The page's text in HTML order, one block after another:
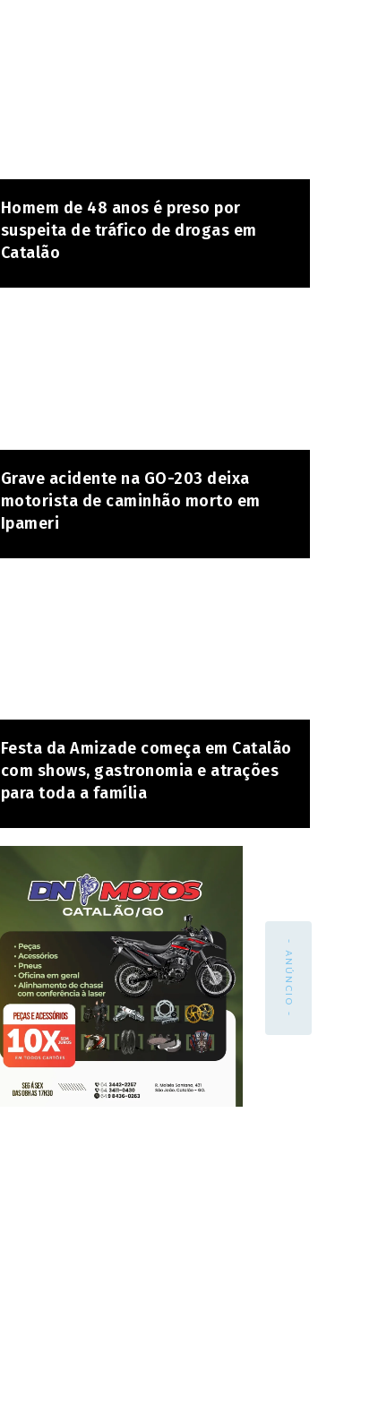
Homem de 48 anos é preso por
suspeita de tráfico de drogas em
Catalão
Grave acidente na GO-203 deixa
motorista de caminhão morto em
Ipameri
Festa da Amizade começa em Catalão
com shows, gastronomia e atrações
para toda a família
- ANÚNCIO -